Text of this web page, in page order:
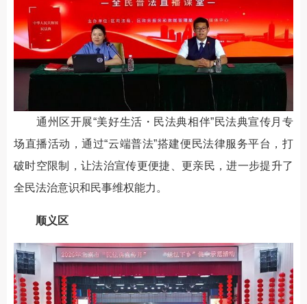
通州区开展“美好生活・民法典相伴”民法典宣传月专
场直播活动，通过“云端普法”搭建便民法律服务平台，打
破时空限制，让法治宣传更便捷、更亲民，进一步提升了
全民法治意识和民事维权能力。
顺义区